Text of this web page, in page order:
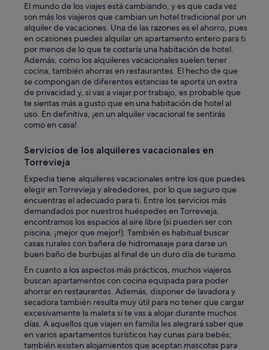
El mundo de los viajes está cambiando, y es que cada vez
son más los viajeros que cambian un hotel tradicional por un
alquiler de vacaciones. Una de las razones es el ahorro, pues
en ocasiones puedes alquilar un apartamento entero para ti
por menos de lo que te costaría una habitación de hotel.
Además, como los alquileres vacacionales suelen tener
cocina, también ahorras en restaurantes. El hecho de que
se compongan de diferentes estancias te aporta un extra
de privacidad y, si vas a viajar por trabajo, es probable que
te sientas más a gusto que en una habitación de hotel al
uso. En definitiva, ¡en un alquiler vacacional te sentirás
como en casa!
Servicios de los alquileres vacacionales en
Torrevieja
Expedia tiene alquileres vacacionales entre los que puedes
elegir en Torrevieja y alrededores, por lo que seguro que
encuentras el adecuado para ti. Entre los servicios más
demandados por nuestros huéspedes en Torrevieja,
encontramos los espacios al aire libre (si pueden ser con
piscina, ¡mejor que mejor!). También es habitual buscar
casas rurales con bañera de hidromasaje para darse un
buen baño de burbujas al final de un duro día de turismo.
En cuanto a los aspectos más prácticos, muchos viajeros
buscan apartamentos con cocina equipada para poder
ahorrar en restaurantes. Además, disponer de lavadora y
secadora también resulta muy útil para no tener que cargar
excesivamente la maleta si te vas a alojar durante muchos
días. A aquellos que viajen en familia les alegrará saber que
en varios apartamentos turísticos hay cunas para bebés;
también existen alojamientos que aceptan mascotas para